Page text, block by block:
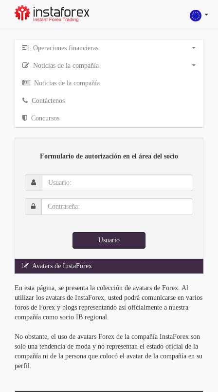
Operaciones financieras
Noticias de la compañía
Noticias de la compañía
Contáctenos
Concursos
Formulario de autorización en el área del socio
Usuario:
Contraseña:
Usuario
Avatars de InstaForex
En esta página, se presenta la colección de avatars de Forex. Al
utilizar los avatars de InstaForex, usted podrá comunicarse en varios
foros de Forex y blogs representando así oficialmente a nuestra
compañía como socio IB regional.
No obstante, el uso de avatars Forex de la compañía InstaForex son
solo una tendencia de moda y no representan el estado oficial de la
compañía ni de la persona que colocó el avatar de la compañía en su
perfil.